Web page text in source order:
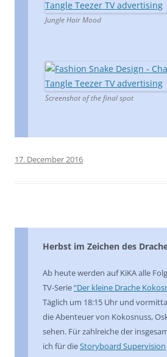
Jungle Hair Mood
Screenshot of the final spot
17. December 2016
Herbst im Zeichen des
Ab heute werden auf KiKA alle
TV-Serie“Der kleine Drache
Täglich um 18:15 Uhr und
die Abenteuer von Kokosnuss,
sehen. Für zahlreiche der
ich für dieStoryboard Supervision